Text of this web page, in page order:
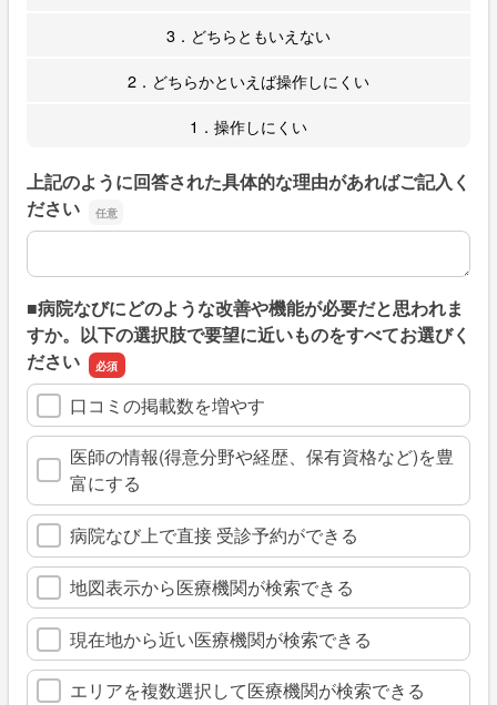
3．どちらともいえない
2．どちらかといえば操作しにくい
1．操作しにくい
上記のように回答された具体的な理由があればご記入く
ださい
上記のように回答された具体的な理由があればご記入くだ
■病院なびにどのような改善や機能が必要だと思われま
すか。以下の選択肢で要望に近いものをすべてお選びく
ださい
口コミの掲載数を増やす
医師の情報(得意分野や経歴、保有資格など)を豊
富にする
病院なび上で直接 受診予約ができる
地図表示から医療機関が検索できる
現在地から近い医療機関が検索できる
エリアを複数選択して医療機関が検索できる